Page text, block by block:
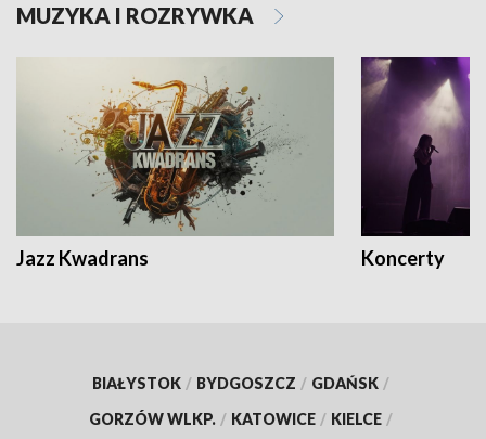
MUZYKA I ROZRYWKA
Jazz Kwadrans Koncerty
BIAŁYSTOK / BYDGOSZCZ / GDAŃSK /
GORZÓW WLKP. / KATOWICE / KIELCE /